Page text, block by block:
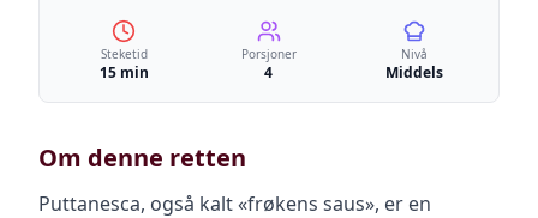
Steketid
15 min
Porsjoner
4
Nivå
Middels
Om denne retten
Puttanesca, også kalt «frøkens saus», er en